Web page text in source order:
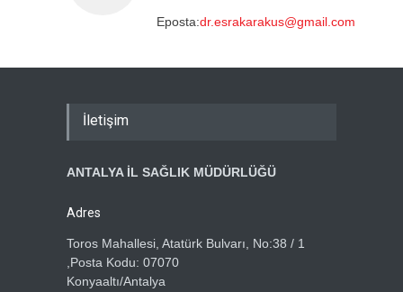
Eposta:dr.esrakarakus@gmail.com
İletişim
ANTALYA İL SAĞLIK MÜDÜRLÜĞÜ
Adres
Toros Mahallesi, Atatürk Bulvarı, No:38 / 1
,Posta Kodu: 07070
Konyaaltı/Antalya